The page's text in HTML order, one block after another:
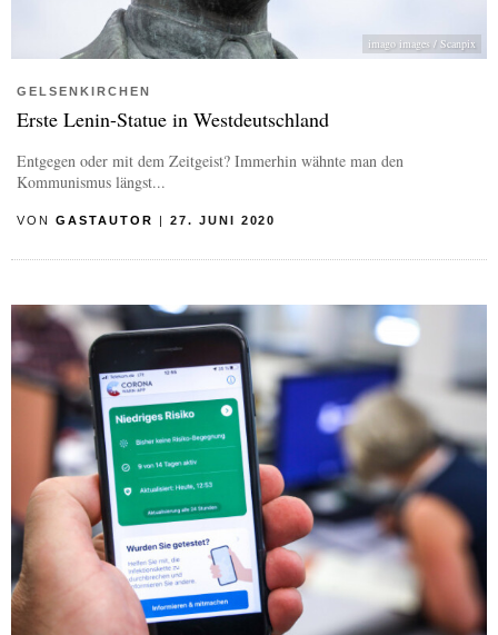
imago images / Scanpix
GELSENKIRCHEN
Erste Lenin-Statue in Westdeutschland
Entgegen oder mit dem Zeitgeist? Immerhin wähnte man den
Kommunismus längst...
VON GASTAUTOR | 27. JUNI 2020